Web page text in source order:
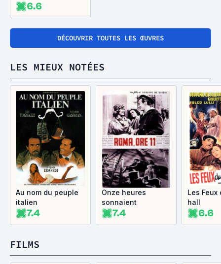
6.6
DÉCOUVRIR TOUTES LES ŒUVRES
LES MIEUX NOTÉES
Au nom du peuple
italien
7.4
Onze heures
sonnaient
7.4
Les
hall
6.6
FILMS